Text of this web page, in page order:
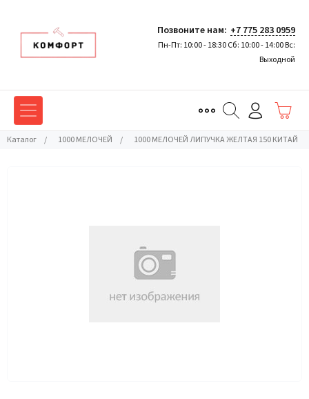
Позвоните нам: +7 775 283 0959
Пн-Пт: 10:00 - 18:30 Сб: 10:00 - 14:00 Вс:
Выходной
Каталог / 1000 МЕЛОЧЕЙ / 1000 МЕЛОЧЕЙ ЛИПУЧКА ЖЕЛТАЯ 150 КИТАЙ